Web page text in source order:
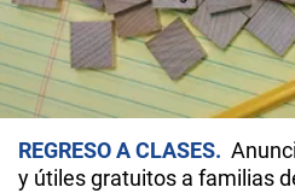
REGRESO A CLASES
y útiles gratuitos a familias